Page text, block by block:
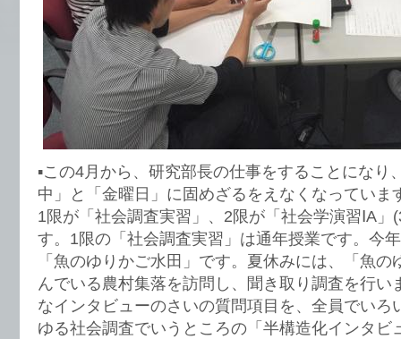
▪︎この4月から、研究部長の仕事をすることになり
中」と「金曜日」に固めざるをえなくなっていま
1限が「社会調査実習」、2限が「社会学演習ⅠA」
す。1限の「社会調査実習」は通年授業です。今
「魚のゆりかご水田」です。夏休みには、「魚
んでいる農村集落を訪問し、聞き取り調査を行い
なインタビューのさいの質問項目を、全員でいろ
ゆる社会調査でいうところの「半構造化インタビ